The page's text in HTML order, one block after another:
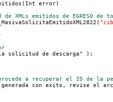
error)
XMLs emitidos de EGRESO de
solicitud de descarga"
);
a recuperar el ID de la
con exito, revise el